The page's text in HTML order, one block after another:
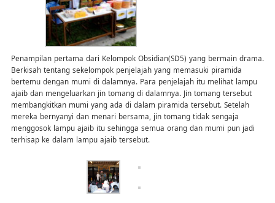
Penampilan pertama dari Kelompok Obsidian(SD5) yang bermain drama.
Berkisah tentang sekelompok penjelajah yang memasuki piramida
bertemu dengan mumi di dalamnya. Para penjelajah itu melihat lampu
ajaib dan mengeluarkan jin tomang di dalamnya. Jin tomang tersebut
membangkitkan mumi yang ada di dalam piramida tersebut. Setelah
mereka bernyanyi dan menari bersama, jin tomang tidak sengaja
menggosok lampu ajaib itu sehingga semua orang dan mumi pun jadi
terhisap ke dalam lampu ajaib tersebut.